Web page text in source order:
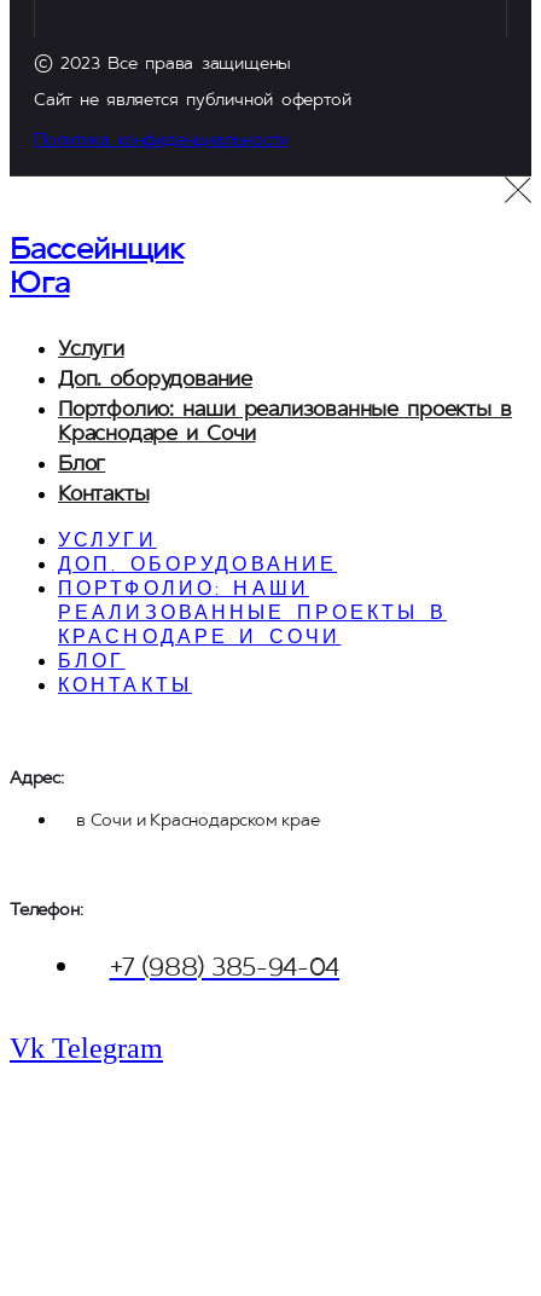
© 2023 Все права защищены
Сайт не является публичной офертой
Политика конфиденциальности
Бассейнщик
Юга
Услуги
Доп. оборудование
Портфолио: наши реализованные проекты в
Краснодаре и Сочи
Блог
Контакты
УСЛУГИ
ДОП. ОБОРУДОВАНИЕ
ПОРТФОЛИО: НАШИ
РЕАЛИЗОВАННЫЕ ПРОЕКТЫ В
КРАСНОДАРЕ И СОЧИ
БЛОГ
КОНТАКТЫ
Адрес:
в Сочи и Краснодарском крае
Телефон: